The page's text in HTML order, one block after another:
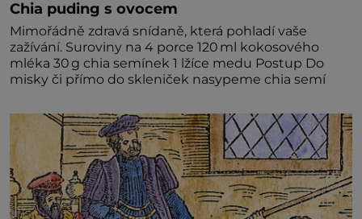
Chia puding s ovocem
Mimořádně zdravá snídaně, která pohladí vaše
zažívání. Suroviny na 4 porce 120 ml kokosového
mléka 30 g chia semínek 1 lžíce medu Postup Do
misky či přímo do skleniček nasypeme chia semí